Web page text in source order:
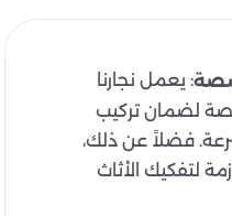
: يعمل نجارنا
لضمان تركيب
فضلاً عن ذلك،
لتفكيك الأثاث